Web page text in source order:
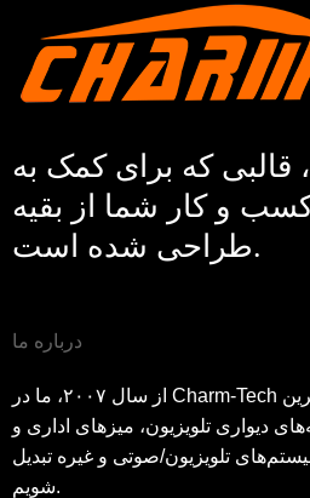
که برای کمک به
و کار شما از بقیه
طراحی شده است.
درباره ما
از سال ۲۰۰۷، ما در Charm-Tech قصد داریم تا به حرفه‌ای‌ترین
دیواری تلویزیون، میزهای اداری و
تلویزیون/صوتی و غیره تبدیل
شویم.